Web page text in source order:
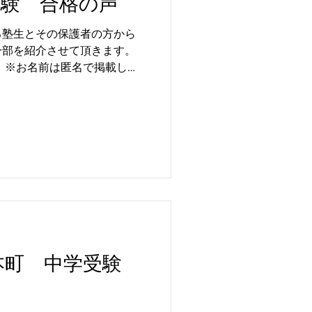
生とその保護者の方から
を紹介させて頂きます。
※お名前は匿名で掲載して
町 中学受験